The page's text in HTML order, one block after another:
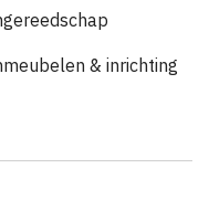
& inrichting